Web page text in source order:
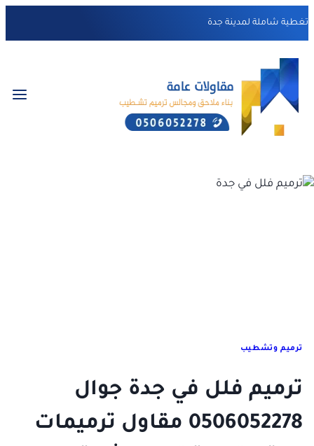
تغطية شاملة لمدينة جدة
ترميم وتشطيب
ترميم فلل في جدة جوال
0506052278 مقاول ترميمات